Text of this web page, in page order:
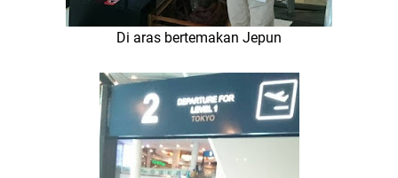
Di aras bertemakan Jepun